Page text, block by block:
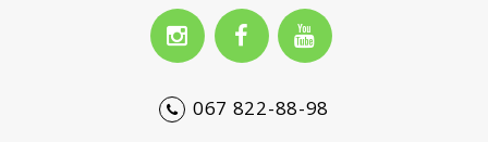
067 822-88-98